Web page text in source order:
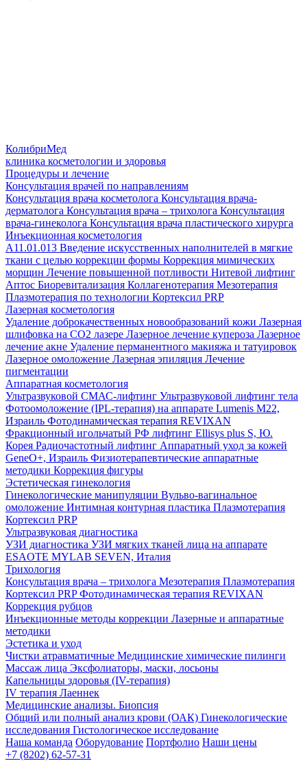
КолибриМед
клиника косметологии и здоровья
Процедуры и лечение
Консультация врачей по направлениям
Консультация врача косметолога Консультация врача-
дерматолога Консультация врача – трихолога Консультация
врача-гинеколога Консультация врача пластического хирурга
Инъекционная косметология
A11.01.013 Введение искусственных наполнителей в мягкие
ткани с целью коррекции формы Коррекция мимических
морщин Лечение повышенной потливости Нитевой лифтинг
Аптос Биоревитализация Коллагенотерапия Мезотерапия
Плазмотерапия по технологии Кортексил PRP
Лазерная косметология
Удаление доброкачественных новообразований кожи Лазерная
шлифовка на СО2 лазере Лазерное лечение купероза Лазерное
лечение акне Удаление перманентного макияжа и татуировок
Лазерное омоложение Лазерная эпиляция Лечение
пигментации
Аппаратная косметология
Ультразвуковой СМАС-лифтинг Ультразвуковой лифтинг тела
Фотоомоложение (IPL-терапия) на аппарате Lumenis M22,
Израиль Фотодинамическая терапия REVIXAN
Фракционный игольчатый РФ лифтинг Ellisys plus S, Ю.
Корея Радиочастотный лифтинг Аппаратный уход за кожей
GeneO+, Израиль Физиотерапевтические аппаратные
методики Коррекция фигуры
Эстетическая гинекология
Гинекологические манипуляции Вульво-вагинальное
омоложение Интимная контурная пластика Плазмотерапия
Кортексил PRP
Ультразвуковая диагностика
УЗИ диагностика УЗИ мягких тканей лица на аппарате
ESAOTE MYLAB SEVEN, Италия
Трихология
Консультация врача – трихолога Мезотерапия Плазмотерапия
Кортексил PRPФотодинамическая терапия REVIXAN
Коррекция рубцов
Инъекционные методы коррекции Лазерные и аппаратные
методики
Эстетика и уход
Чистки атравматичные Медицинские химические пилинги
Массаж лица Эксфолиаторы, маски, лосьоны
Капельницы здоровья (IV-терапия)
IV терапия Лаеннек
Медицинские анализы. Биопсия
Общий или полный анализ крови (ОАК) Гинекологические
исследования Гистологическое исследование
Наша команда Оборудование Портфолио Наши цены
+7 (8202) 62-57-31